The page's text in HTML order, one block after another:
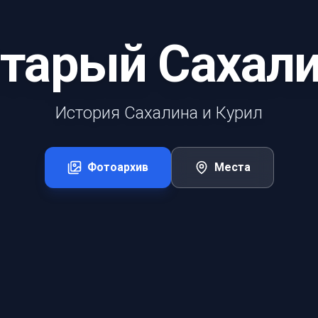
История Сахалина и Курил
Фотоархив Места